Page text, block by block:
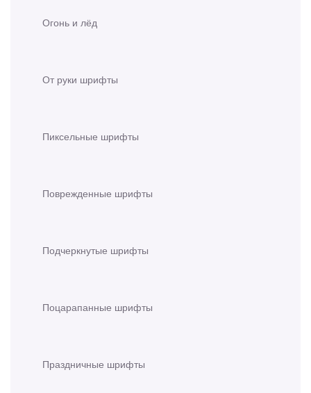
Огонь и лёд
От руки шрифты
Пиксельные шрифты
Поврежденные шрифты
Подчеркнутые шрифты
Поцарапанные шрифты
Праздничные шрифты